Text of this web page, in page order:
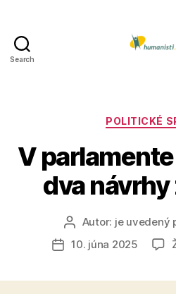
Search
POLITICKÉ
V
dva
Autor
článku
Autor: je uvedený
Dátum
10. júna 2025